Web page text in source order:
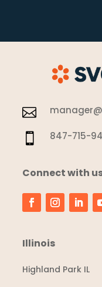

 847-715-
Connect with
Illinois
Highland Park IL